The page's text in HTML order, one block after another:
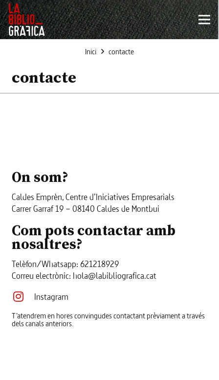
Inici contacte
contacte
On som?
Caldes Emprèn, Centre d’Iniciatives Empresarials
Carrer Garraf 19 – 08140 Caldes de Montbui
Com pots contactar amb
nosaltres?
Telèfon/Whatsapp: 621218929
Correu electrònic: hola@labibliografica.cat
Instagram
T’atendrem en hores convingudes contactant prèviament a través
dels canals anteriors.